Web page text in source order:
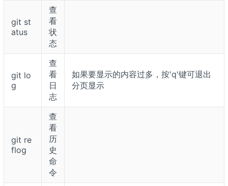
git st
atus
查
看
状
态
git lo
g
查
看
日
志
如果要显示的内容过多，按'q'键可退出
分页显示
git re
flog
查
看
历
史
命
令